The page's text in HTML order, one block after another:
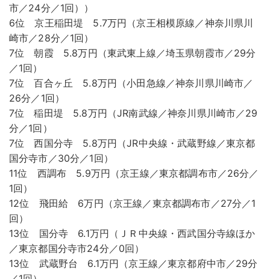
市／24分／1回））
6位 京王稲田堤 5.7万円（京王相模原線／神奈川県川
崎市／28分／1回）
7位 朝霞 5.8万円（東武東上線／埼玉県朝霞市／29分
／1回）
7位 百合ヶ丘 5.8万円（小田急線／神奈川県川崎市／
26分／1回）
7位 稲田堤 5.8万円（JR南武線／神奈川県川崎市／29
分／1回）
7位 西国分寺 5.8万円（JR中央線・武蔵野線／東京都
国分寺市／30分／1回）
11位 西調布 5.9万円（京王線／東京都調布市／26分／
1回）
12位 飛田給 6万円（京王線／東京都調布市／27分／1
回）
13位 国分寺 6.1万円（ＪＲ中央線・西武国分寺線ほか
／東京都国分寺市24分／0回）
13位 武蔵野台 6.1万円（京王線／東京都府中市／29分